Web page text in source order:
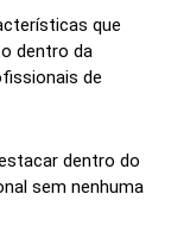
que
dentro da
de
dentro do
sem nenhuma